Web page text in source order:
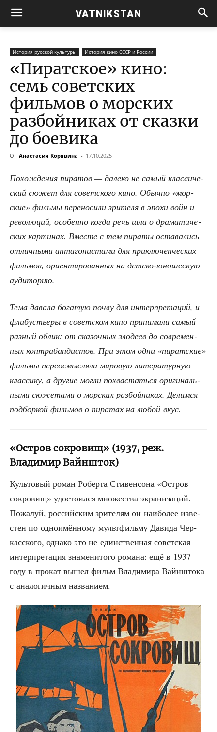
VATNIKSTAN
История русской культуры История кино СССР и России
«Пиратское» кино:
семь советских
фильмов о морских
разбойниках от сказки
до боевика
От Анастасия Корявина - 17.10.2025
Похож­де­ния пира­тов — дале­ко не самый клас­си­че­
ский сюжет для совет­ско­го кино. Обыч­но «мор­
ские» филь­мы пере­но­си­ли зри­те­ля в эпо­хи войн и
рево­лю­ций, осо­бен­но когда речь шла о дра­ма­ти­че­
ских кар­ти­нах. Вме­сте с тем пира­ты оста­ва­лись
отлич­ны­ми анта­го­ни­ста­ми для при­клю­чен­че­ских
филь­мов, ори­ен­ти­ро­ван­ных на дет­ско-юно­ше­скую
аудиторию.
Тема дава­ла бога­тую поч­ву для интер­пре­та­ций, и
фли­бу­стье­ры в совет­ском кино при­ни­ма­ли самый
раз­ный облик: от ска­зоч­ных зло­де­ев до совре­мен­
ных кон­тра­бан­ди­стов. При этом одни «пират­ские»
филь­мы пере­осмыс­ля­ли миро­вую лите­ра­тур­ную
клас­си­ку, а дру­гие мог­ли похва­стать­ся ори­ги­наль­
ны­ми сюже­та­ми о мор­ских раз­бой­ни­ках. Делим­ся
под­бор­кой филь­мов о пира­тах на любой вкус.
«Остров сокровищ» (1937, реж.
Владимир Вайншток)
Куль­то­вый роман Робер­та Сти­вен­со­на «Ост­ров
сокро­вищ» удо­сто­ил­ся мно­же­ства экра­ни­за­ций.
Пожа­луй, рос­сий­ским зри­те­лям он наи­бо­лее изве­
стен по одно­имён­но­му мульт­филь­му Дави­да Чер­
кас­ско­го, одна­ко это не един­ствен­ная совет­ская
интер­пре­та­ция зна­ме­ни­то­го рома­на: ещё в 1937
году в про­кат вышел фильм Вла­ди­ми­ра Вайн­што­ка
с ана­ло­гич­ным названием.